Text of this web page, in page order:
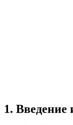
1. Введение